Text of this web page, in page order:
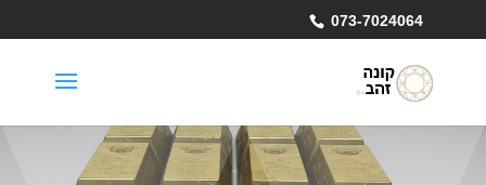
073-7024064